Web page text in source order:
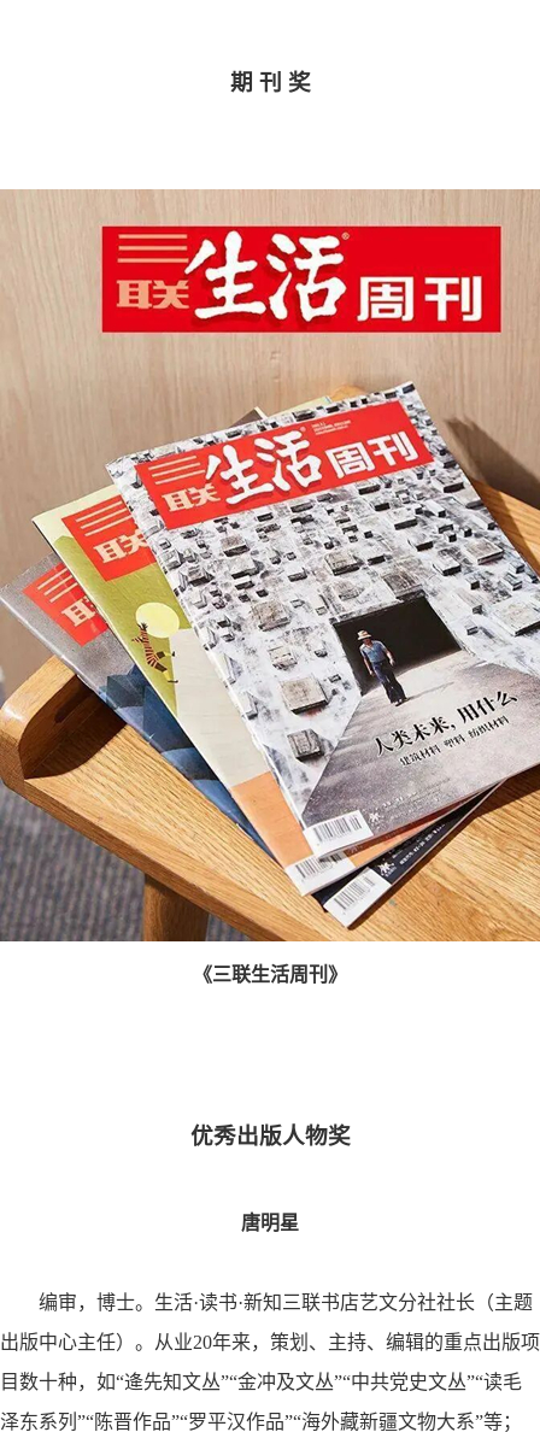
期 刊 奖
《三联生活周刊》
优秀出版人物奖
唐明星
编审，博士。生活·读书·新知三联书店艺文分社社长（主题
出版中心主任）。从业20年来，策划、主持、编辑的重点出版项
目数十种，如“逄先知文丛”“金冲及文丛”“中共党史文丛”“读毛
泽东系列 ”“陈晋作品”“罗平汉作品”“海外藏新疆文物大系”等；